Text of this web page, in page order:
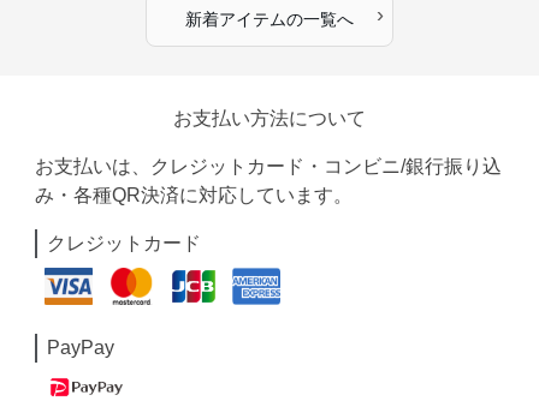
新着アイテムの一覧へ ›
お支払い方法について
お支払いは、クレジットカード・コンビニ/銀行振り込
み・各種QR決済に対応しています。
クレジットカード
PayPay